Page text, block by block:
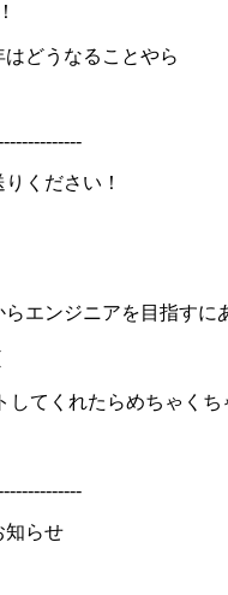
はどうなることやら
ください！
エンジニアを目指す
てくれたらめちゃくち
知らせ